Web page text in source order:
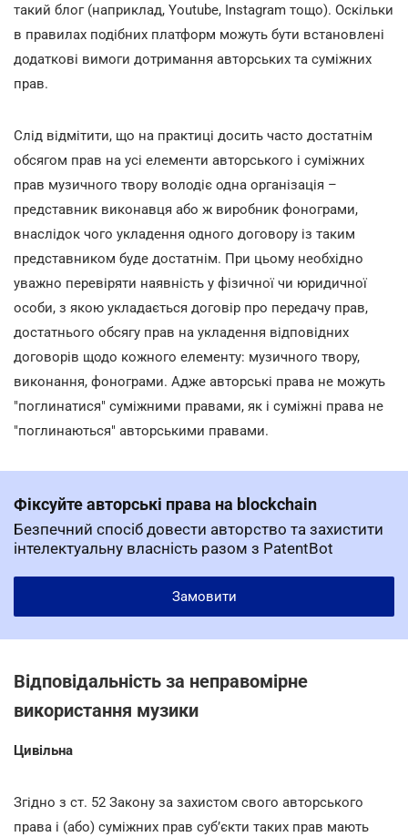
такий блог (наприклад, Youtube, Instagram тощо). Оскільки
в правилах подібних платформ можуть бути встановлені
додаткові вимоги дотримання авторських та суміжних
прав.
Слід відмітити, що на практиці досить часто достатнім
обсягом прав на усі елементи авторського і суміжних
прав музичного твору володіє одна організація –
представник виконавця або ж виробник фонограми,
внаслідок чого укладення одного договору із таким
представником буде достатнім. При цьому необхідно
уважно перевіряти наявність у фізичної чи юридичної
особи, з якою укладається договір про передачу прав,
достатнього обсягу прав на укладення відповідних
договорів щодо кожного елементу: музичного твору,
виконання, фонограми. Адже авторські права не можуть
"поглинатися" суміжними правами, як і суміжні права не
"поглинаються" авторськими правами.
Фіксуйте авторські права на blockchain
Безпечний спосіб довести авторство та захистити
інтелектуальну власність разом з PatentBot
Замовити
Відповідальність за неправомірне
використання музики
Цивільна
Згідно з ст. 52 Закону за захистом свого авторського
права і (або) суміжних прав суб’єкти таких прав мають